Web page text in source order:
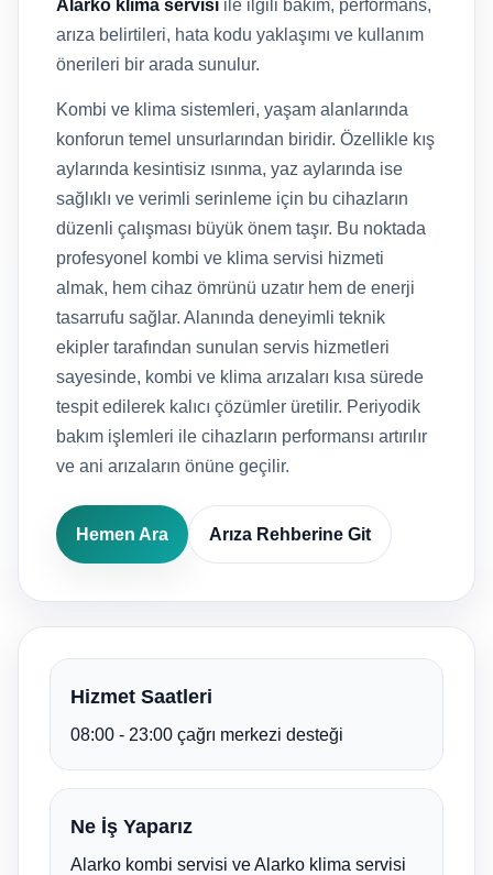
Alarko klima servisi ile ilgili bakım, performans,
arıza belirtileri, hata kodu yaklaşımı ve kullanım
önerileri bir arada sunulur.
Kombi ve klima sistemleri, yaşam alanlarında
konforun temel unsurlarından biridir. Özellikle kış
aylarında kesintisiz ısınma, yaz aylarında ise
sağlıklı ve verimli serinleme için bu cihazların
düzenli çalışması büyük önem taşır. Bu noktada
profesyonel kombi ve klima servisi hizmeti
almak, hem cihaz ömrünü uzatır hem de enerji
tasarrufu sağlar. Alanında deneyimli teknik
ekipler tarafından sunulan servis hizmetleri
sayesinde, kombi ve klima arızaları kısa sürede
tespit edilerek kalıcı çözümler üretilir. Periyodik
bakım işlemleri ile cihazların performansı artırılır
ve ani arızaların önüne geçilir.
Hemen Ara Arıza Rehberine Git
Hizmet Saatleri
08:00 - 23:00 çağrı merkezi desteği
Ne İş Yaparız
Alarko kombi servisi ve Alarko klima servisi